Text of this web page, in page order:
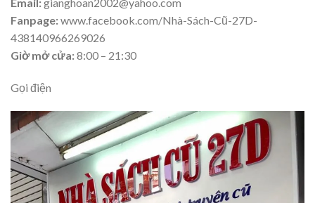
Email:gianghoan2002@yahoo.com
Fanpage:www.facebook.com/Nhà-Sách-Cũ-27D-
438140966269026
Giờ mở cửa:8:00 – 21:30
Gọi điện